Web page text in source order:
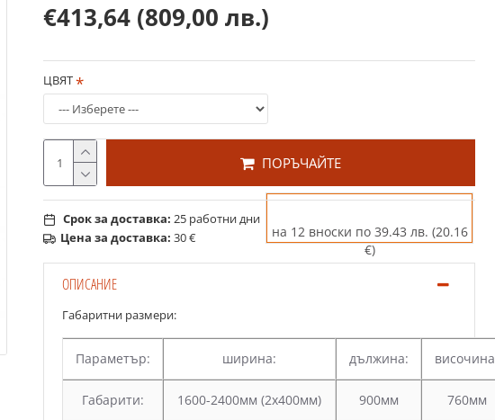
Срок за доставка: 25 работни дни
Цена за доставка: 30 €
€413,64 (809,00 лв.)
ЦВЯТ
ПОРЪЧАЙТЕ
на 12 вноски по 39.43 лв. (20.16
€)
ОПИСАНИЕ
Габаритни размери:
Параметър: ширина: дължина:
Габарити: 1600-2400мм (2х400мм) 900мм 760мм